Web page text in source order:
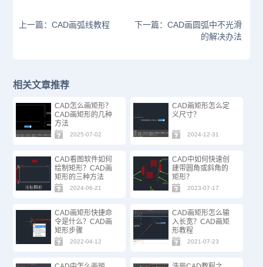
上一篇：CAD画弧线教程
下一篇：CAD画圆弧中不光滑
的解决办法
相关文章推荐
CAD怎么画矩形？
CAD画矩形的几种
方法
2025-07-02
CAD画矩形怎么定
义尺寸？
2024-12-31
CAD看图软件如何
绘制矩形？CAD画
矩形的三种方法
2024-06-21
CAD中如何快速创
建带圆角或斜角的
矩形？
2023-07-17
CAD画矩形快捷命
令是什么？CAD画
矩形步骤
2022-04-12
CAD画矩形怎么输
入长宽？CAD画矩
形教程
2021-07-23